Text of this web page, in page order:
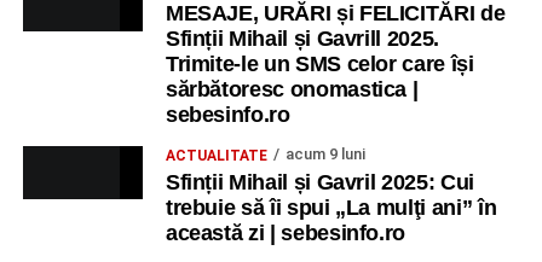
MESAJE, URĂRI și FELICITĂRI de
Sfinții Mihail și Gavrill 2025.
Trimite-le un SMS celor care își
sărbătoresc onomastica |
sebesinfo.ro
ACTUALITATE acum 9 luni
Sfinții Mihail și Gavril 2025: Cui
trebuie să îi spui „La mulţi ani” în
această zi | sebesinfo.ro